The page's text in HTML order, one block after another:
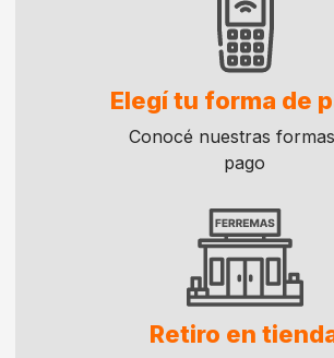
Elegí tu forma de
Conocé nuestras
pago
Retiro en